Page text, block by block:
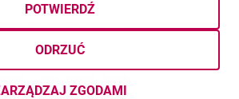
© Bank Millennium SA
otwiera się w nowej karcie
Twitterotwiera się w nowej karcie
YouTubeotwiera się w nowej karcie
LinkedIn
ZGODAMI
ODRZUĆ
POTWIERDŹ